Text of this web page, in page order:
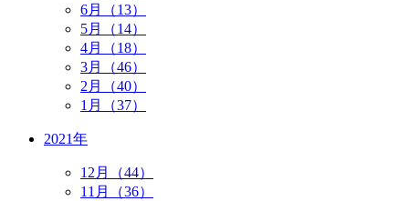
6月（13）
5月（14）
4月（18）
3月（46）
2月（40）
1月（37）
2021年
12月（44）
11月（36）